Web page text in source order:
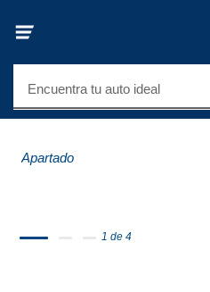
Encuentra tu auto ideal
Apartado
1 de 4